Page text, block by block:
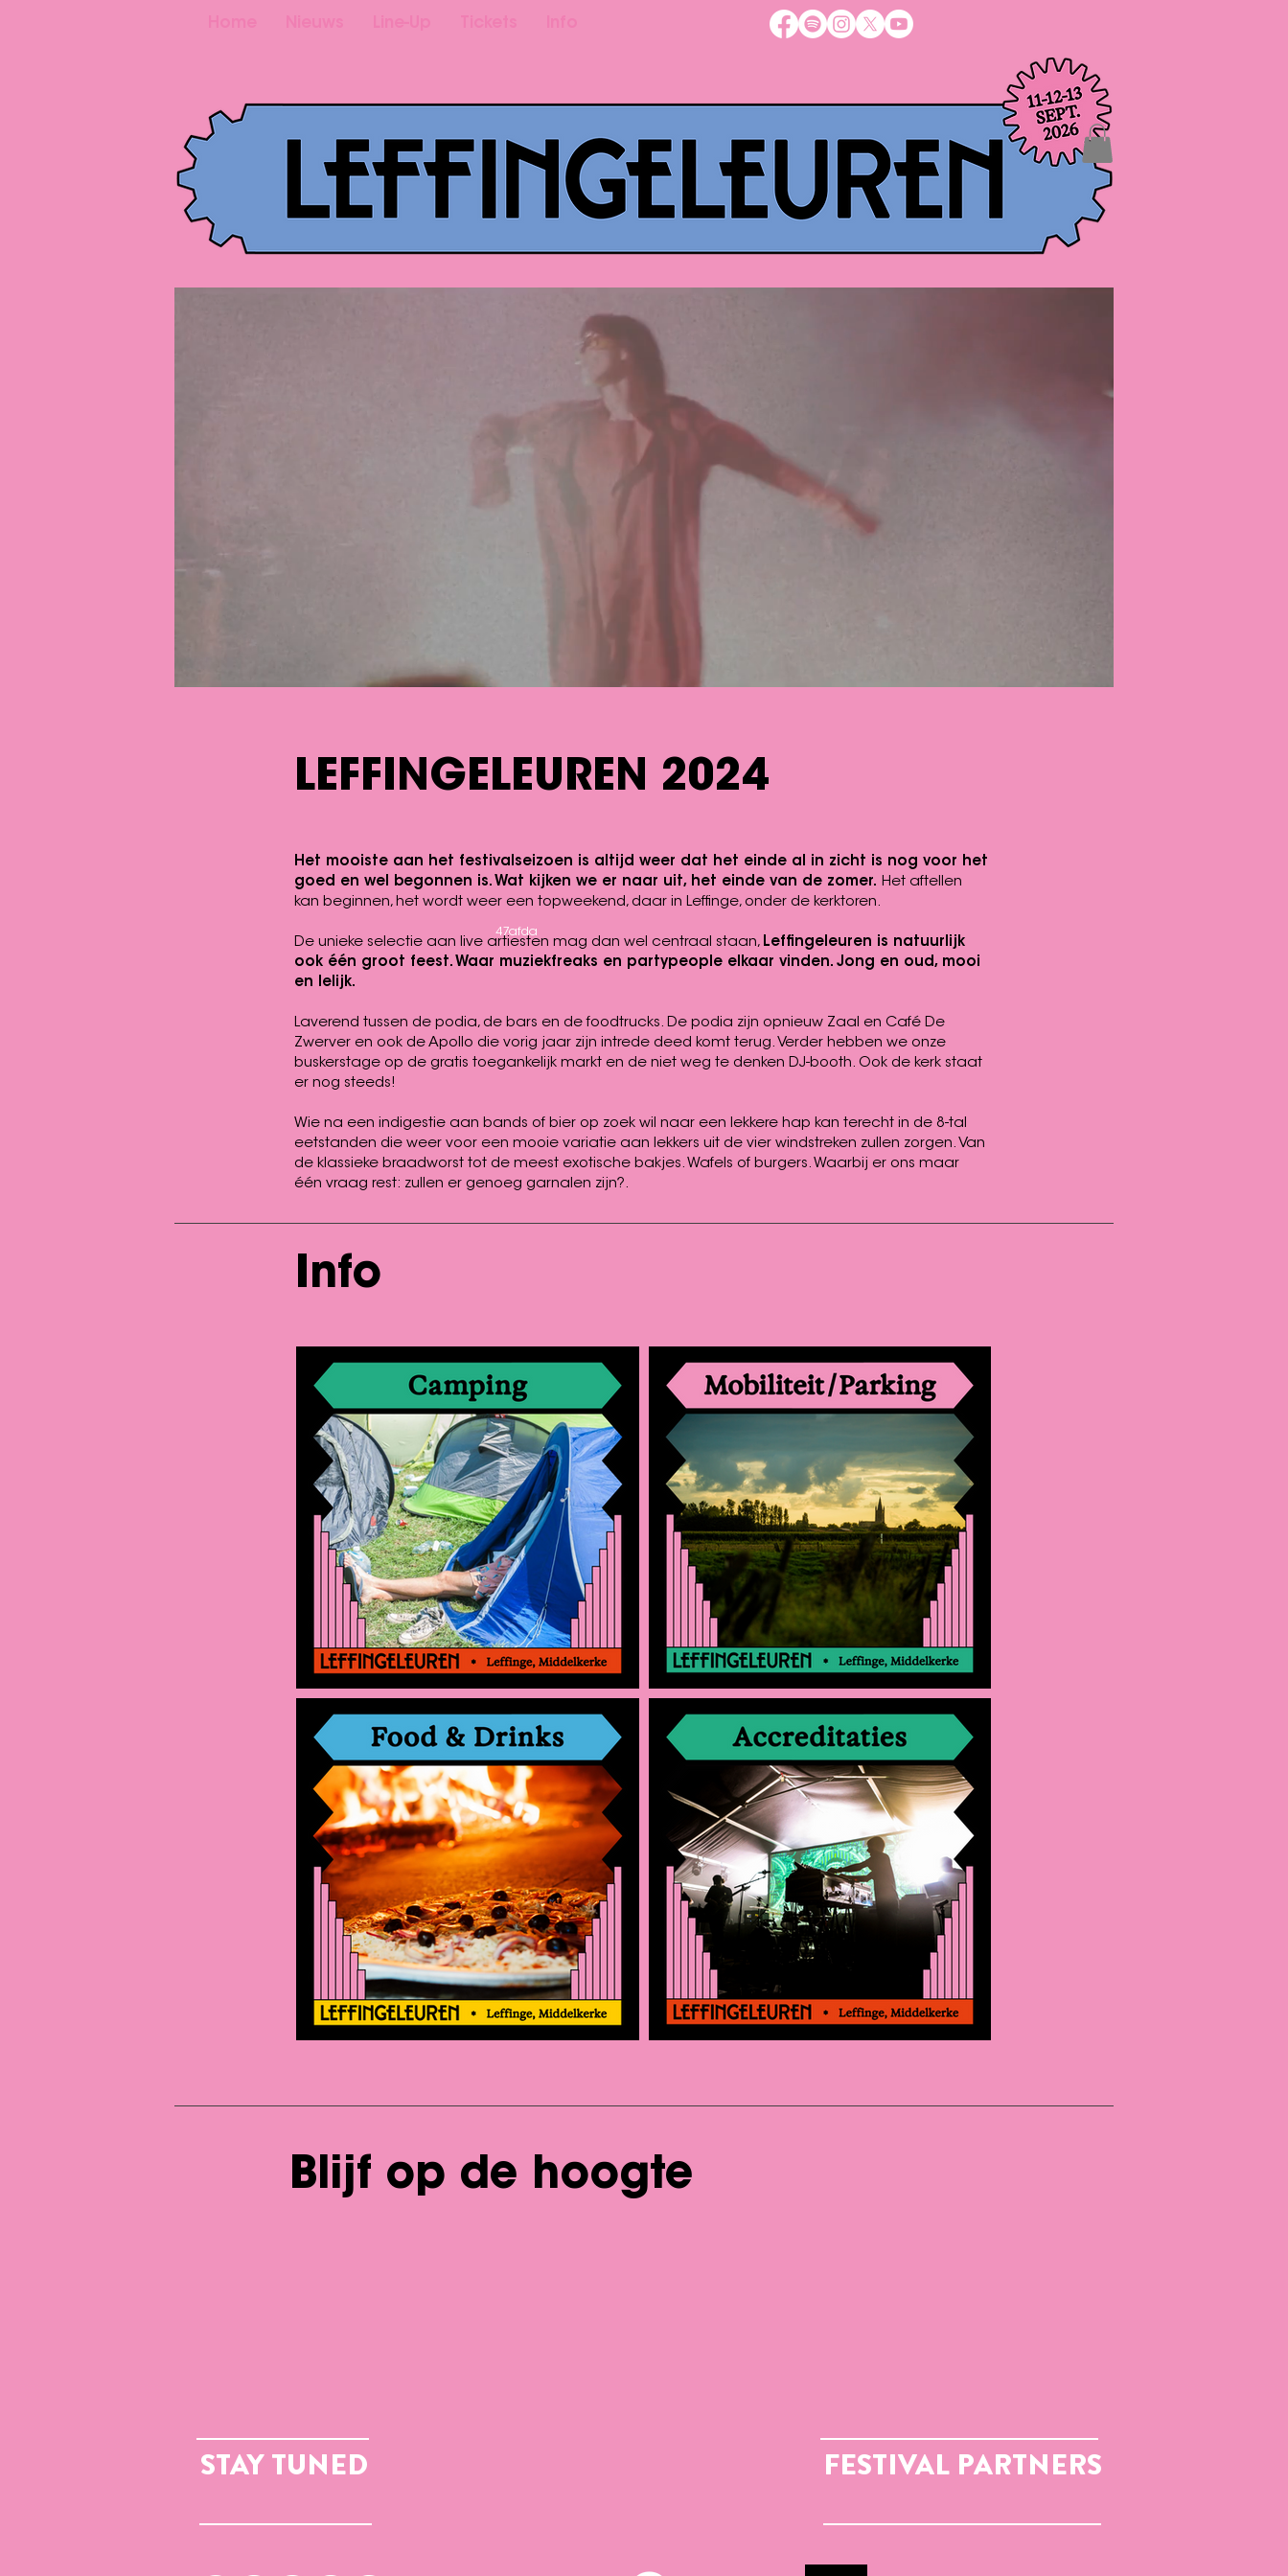
LEFFINGELEUREN 2024
Het mooiste aan het festivalseizoen is altijd weer dat het einde al in zicht is nog voor het
goed en wel begonnen is. Wat kijken we er naar uit, het einde van de zomer. Het aftellen
kan beginnen, het wordt weer een topweekend, daar in Leffinge, onder de kerktoren.
De unieke selectie aan live artiesten mag dan wel centraal staan, Leffingeleuren is natuurlijk
ook één groot feest. Waar muziekfreaks en partypeople elkaar vinden. Jong en oud, mooi
en lelijk.
Laverend tussen de podia, de bars en de foodtrucks. De podia zijn opnieuw Zaal en Café De
Zwerver en ook de Apollo die vorig jaar zijn intrede deed komt terug. Verder hebben we onze
buskerstage op de gratis toegankelijk markt en de niet weg te denken DJ-booth. Ook de kerk staat
er nog steeds!
Wie na een indigestie aan bands of bier op zoek wil naar een lekkere hap kan terecht in de 8-tal
eetstanden die weer voor een mooie variatie aan lekkers uit de vier windstreken zullen zorgen. Van
de klassieke braadworst tot de meest exotische bakjes. Wafels of burgers. Waarbij er ons maar
één vraag rest: zullen er genoeg garnalen zijn?.
47afda
Info
Blijf op de hoogte
STAY TUNED FESTIVAL PARTNERS